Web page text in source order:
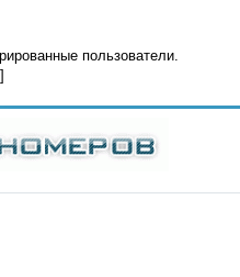
пользователи.
]